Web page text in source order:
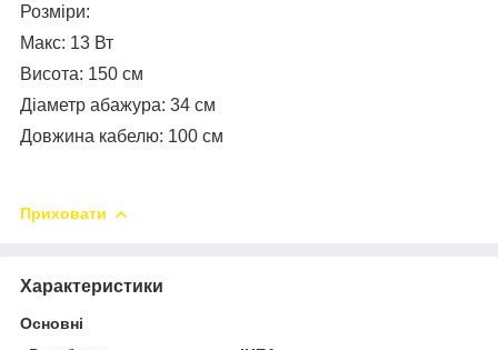
Розміри:
Макс: 13 Вт
Висота: 150 см
Діаметр абажура: 34 см
Довжина кабелю: 100 см
Приховати
Характеристики
Основні